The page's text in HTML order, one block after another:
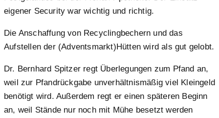
eigener Security war wichtig und richtig.
Die Anschaffung von Recyclingbechern und das
Aufstellen der (Adventsmarkt)Hütten wird als gut gelobt.
Dr. Bernhard Spitzer regt Überlegungen zum Pfand an,
weil zur Pfandrückgabe unverhältnismäßig viel Kleingeld
benötigt wird. Außerdem regt er einen späteren Beginn
an, weil Stände nur noch mit Mühe besetzt werden